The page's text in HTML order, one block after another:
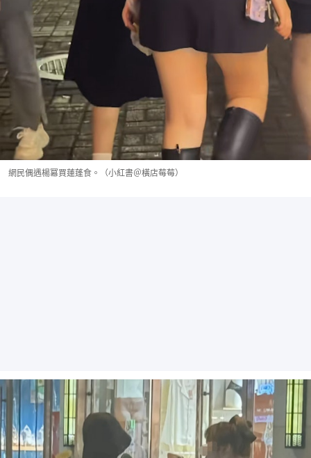
網民偶遇楊冪買蓮蓬食。（小紅書＠橫店莓莓）